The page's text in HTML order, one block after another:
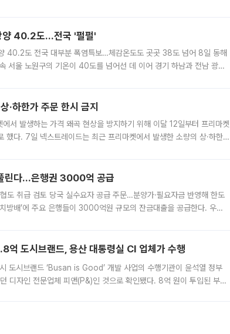
양 40.2도…전국 '펄펄'
40.2도 전국 대부분 폭염특보…체감온도도 곳곳 38도 넘어 8일 동해
서울 노원구의 기온이 40도를 넘어선 데 이어 경기 하남과 전남 광양
·하한가 주문 한시 금지
서 발생하는 가격 왜곡 현상을 방지하기 위해 이달 12일부터 프리마켓
했다. 7일 넥스트레이드는 최근 프리마켓에서 발생한 소량의 상·하한
린다…은행권 3000억 공급
도 취급 검토 당국 실수요자 공급 주문…분양가·필요자금 반영해 한도
방배’에 주요 은행들이 3000억원 규모의 잔금대출을 공급한다. 우리
도시브랜드, 용산 대통령실 CI 업체가 수행
도시브랜드 ‘Busan is Good’ 개발 사업의 수행기관이 윤석열 정부
디자인 전문업체 피앤(P&)인 것으로 확인됐다. 8억 원이 투입된 부산